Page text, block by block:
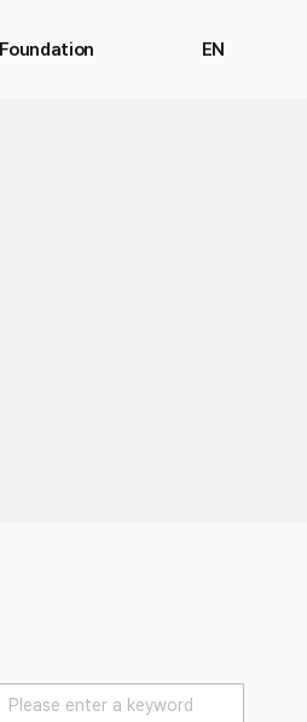
Foundation EN